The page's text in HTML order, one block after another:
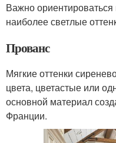
Важно
наиболее светлые
Прованс
Мягкие оттенки
цвета, цветастые или
основной материал
Франции.